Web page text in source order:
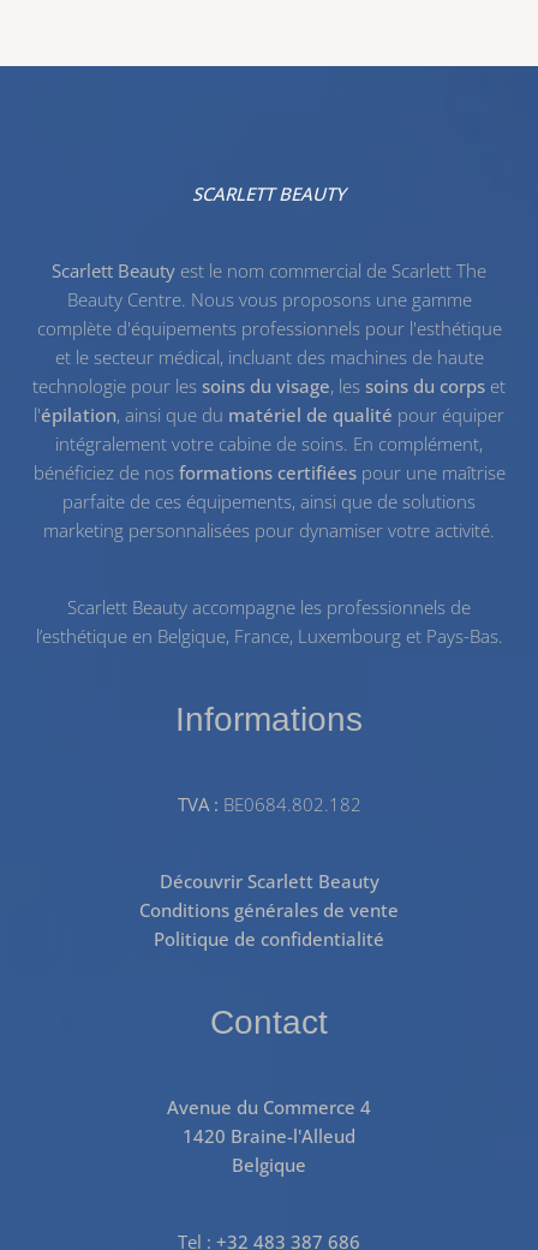
SCARLETT BEAUTY
Scarlett Beauty est le nom commercial de Scarlett The
Beauty Centre. Nous vous proposons une gamme
complète d'équipements professionnels pour l'esthétique
et le secteur médical, incluant des machines de haute
technologie pour les soins du visage, les soins du corps et
l'épilation, ainsi que du matériel de qualité pour équiper
intégralement votre cabine de soins. En complément,
bénéficiez de nos formations certifiéespour une maîtrise
parfaite de ces équipements, ainsi que de solutions
marketing personnalisées pour dynamiser votre activité.
Scarlett Beauty accompagne les professionnels de
l’esthétique en Belgique, France, Luxembourg et Pays-Bas.
Informations
TVA : BE0684.802.182
Découvrir Scarlett Beauty
Conditions générales de vente
Politique de confidentialité
Contact
Avenue du Commerce 4
1420 Braine-l'Alleud
Belgique
Tel : +32 483 387 686